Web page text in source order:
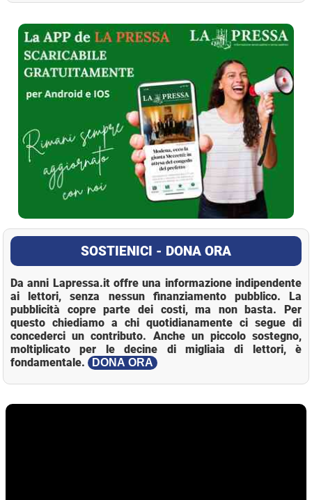
La Pressa
SOSTIENICI - DONA ORA
Da anni Lapressa.it offre una informazione indipendente
ai lettori, senza nessun finanziamento pubblico. La
pubblicità copre parte dei costi, ma non basta. Per
questo chiediamo a chi quotidianamente ci segue di
concederci un contributo. Anche un piccolo sostegno,
moltiplicato per le decine di migliaia di lettori, è
fondamentale.
DONA ORA